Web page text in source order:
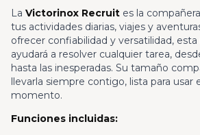
La Victorinox Recruit es la
tus actividades diarias, viajes y
ofrecer confiabilidad y versatilidad,
ayudará a resolver cualquier tarea,
hasta las inesperadas. Su tamaño
llevarla siempre contigo, lista para usar
momento.
Funciones incluidas: